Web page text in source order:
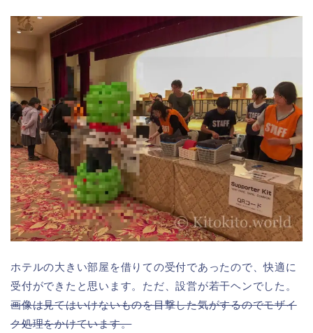
ホテルの大きい部屋を借りての受付であったので、快適に
受付ができたと思います。ただ、設営が若干ヘンでした。
画像は見てはいけないものを目撃した気がするのでモザイ
ク処理をかけています。